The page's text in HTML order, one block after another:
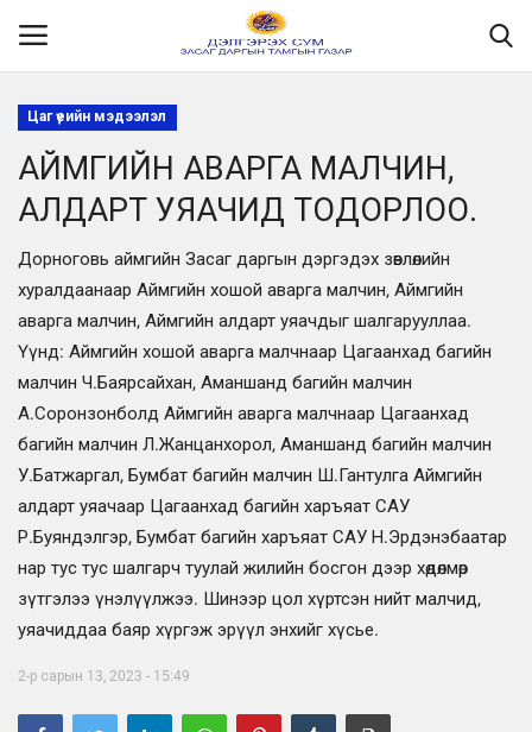
Нүүр
Танилцуулга
МЭДЭЭЛЭЛ
Хууль эрх зүй
Шилэн данс
Ил тод байдал
Бодлого төлөвлөлт
Цаг үеийн мэдээлэл
АЙМГИЙН АВАРГА МАЛЧИН,
АЛДАРТ УЯАЧИД ТОДОРЛОО.
Дорноговь аймгийн Засаг даргын дэргэдэх зөвлөлийн
хуралдаанаар Аймгийн хошой аварга малчин, Аймгийн
аварга малчин, Аймгийн алдарт уяачдыг шалгарууллаа.
Үүнд: Аймгийн хошой аварга малчнаар Цагаанхад багийн
малчин Ч.Баярсайхан, Аманшанд багийн малчин
А.Соронзонболд Аймгийн аварга малчнаар Цагаанхад
багийн малчин Л.Жанцанхорол, Аманшанд багийн малчин
У.Батжаргал, Бумбат багийн малчин Ш.Гантулга Аймгийн
алдарт уяачаар Цагаанхад багийн харъяат САУ
Р.Буяндэлгэр, Бумбат багийн харъяат САУ Н.Эрдэнэбаатар
нар тус тус шалгарч туулай жилийн босгон дээр хөдөлмөр
зүтгэлээ үнэлүүлжээ. Шинээр цол хүртсэн нийт малчид,
уяачиддаа баяр хүргэж эрүүл энхийг хүсье.
2-р сарын 13, 2023 - 15:49